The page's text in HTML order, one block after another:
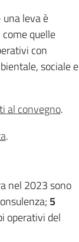
leva è
quelle
con
sociale e
al convegno.
.
nel 2023 sono
5
operativi del